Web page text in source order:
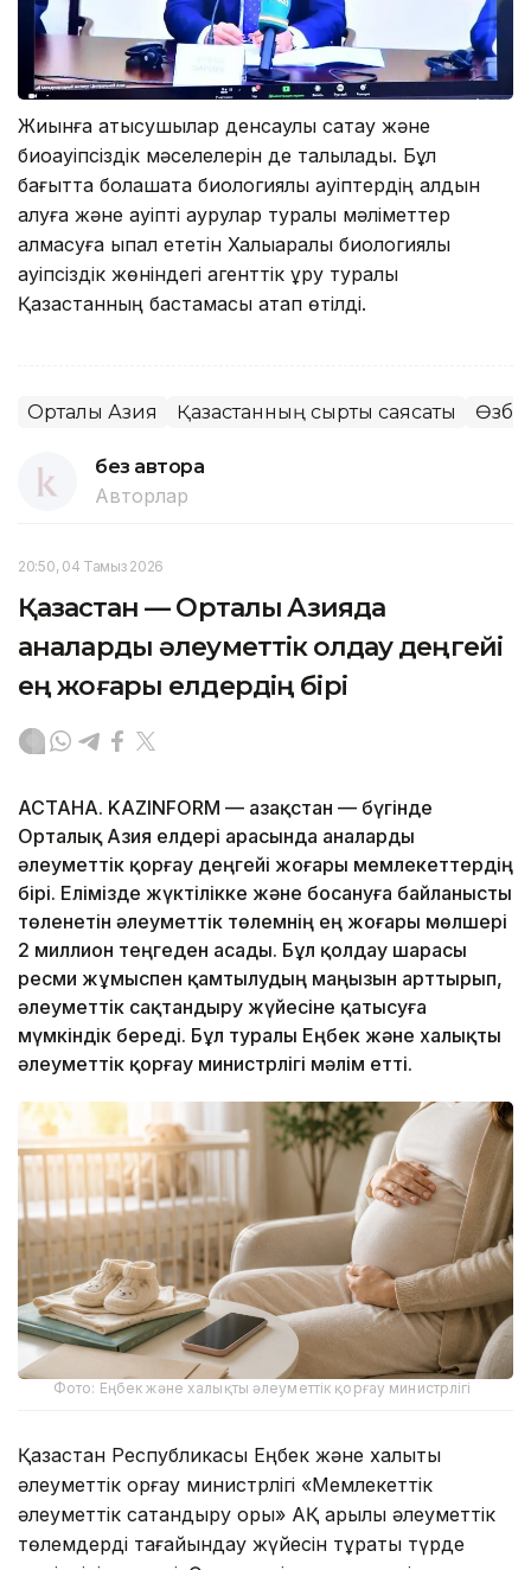
Жиынға қатысушылар денсаулық сақтау және
биоқауіпсіздік мәселелерін де талқылады. Бұл
бағытта болашақта биологиялық қауіптердің алдын
алуға және қауіпті аурулар туралы мәліметтер
алмасуға ықпал ететін Халықаралық биологиялық
қауіпсіздік жөніндегі агенттік құру туралы
Қазақстанның бастамасы атап өтілді.
Орталық Азия Қазақстанның сыртқы саясаты
без автора
Авторлар
20:50, 04 Тамыз 2026
Қазақстан — Орталық Азияда
аналарды әлеуметтік қолдау деңгейі
ең жоғары елдердің бірі
АСТАНА. KAZINFORM — Қазақстан — бүгінде
Орталық Азия елдері арасында аналарды
әлеуметтік қорғау деңгейі жоғары мемлекеттердің
бірі. Елімізде жүктілікке және босануға байланысты
төленетін әлеуметтік төлемнің ең жоғары мөлшері
2 миллион теңгеден асады. Бұл қолдау шарасы
ресми жұмыспен қамтылудың маңызын арттырып,
әлеуметтік сақтандыру жүйесіне қатысуға
мүмкіндік береді. Бұл туралы Еңбек және халықты
әлеуметтік қорғау министрлігі мәлім етті.
Фото: Еңбек және халықты әлеуметтік қорғау министрлігі
Қазақстан Республикасы Еңбек және халықты
әлеуметтік қорғау министрлігі «Мемлекеттік
әлеуметтік сақтандыру қоры» АҚ арқылы әлеуметтік
төлемдерді тағайындау жүйесін тұрақты түрде